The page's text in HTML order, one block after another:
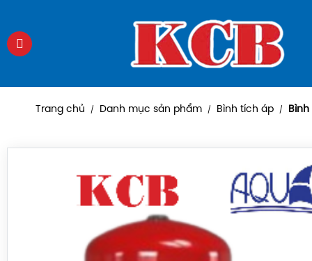
Trang chủ / Danh mục sản phẩm / Bình tích áp /